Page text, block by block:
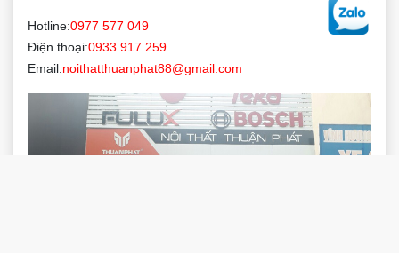
Hotline:0977 577 049
Điện thoại:0933 917 259
Email:noithatthuanphat88@gmail.com